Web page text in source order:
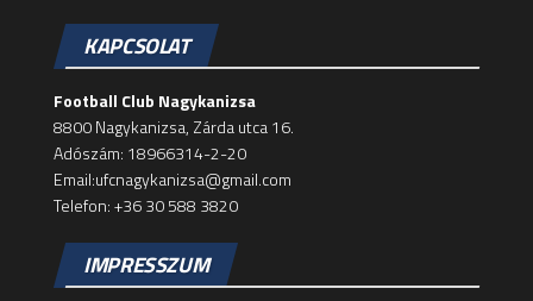
KAPCSOLAT
Football Club Nagykanizsa
8800 Nagykanizsa, Zárda utca 16.
Adószám: 18966314-2-20
Email:ufcnagykanizsa@gmail.com
Telefon: +36 30 588 3820
IMPRESSZUM